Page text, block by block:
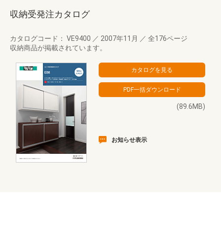
収納受発注カタログ
カタログコード： VE9400 ／ 2007年11月 ／ 全176ページ
収納商品が掲載されています。
(89.6MB)
お知らせ表示